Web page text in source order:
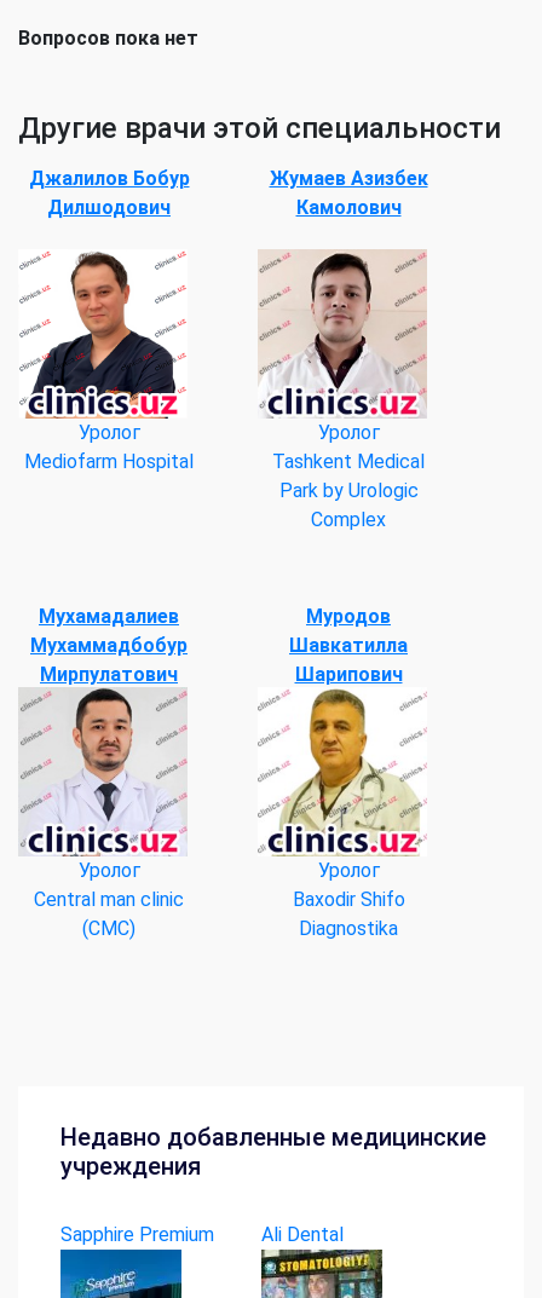
Вопросов пока нет
Другие врачи этой специальности
Джалилов Бобур
Дилшодович
Уролог
Mediofarm Hospital
Жумаев Азизбек
Камолович
Уролог
Tashkent Medical
Park by Urologic
Complex
Мухамадалиев
Мухаммадбобур
Мирпулатович
Уролог
Central man clinic
(CMC)
Муродов
Шавкатилла
Шарипович
Уролог
Baxodir Shifo
Diagnostika
Недавно добавленные медицинские
учреждения
Sapphire Premium Ali Dental